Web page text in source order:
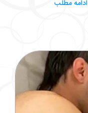
ادامه مطلب